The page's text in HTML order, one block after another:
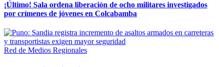
¡Último! Sala ordena liberación de ocho militares investigados
por crímenes de jóvenes en Colcabamba
Red de Medios Regionales